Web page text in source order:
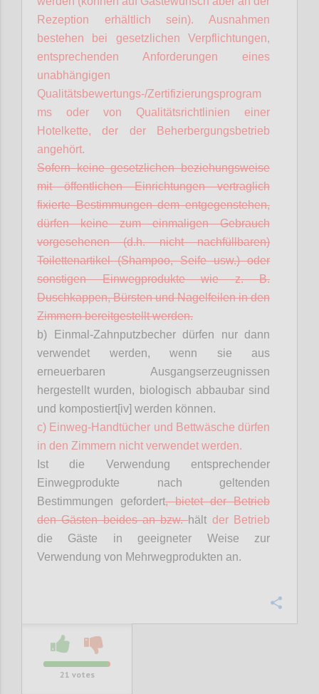
Rezeption erhältlich sein). Ausnahmen
bestehen bei gesetzlichen Verpflichtungen,
entsprechenden Anforderungen eines
unabhängigen
Qualitätsbewertungs-/Zertifizierungsprogram
ms oder von Qualitätsrichtlinien einer
Hotelkette, der der Beherbergungsbetrieb
angehört.
Sofern keine gesetzlichen beziehungsweise
mit öffentlichen Einrichtungen vertraglich
fixierte Bestimmungen dem entgegenstehen,
dürfen keine zum einmaligen Gebrauch
vorgesehenen (d.h. nicht nachfüllbaren)
Toilettenartikel (Shampoo, Seife usw.) oder
sonstigen Einwegprodukte wie z. B.
Duschkappen, Bürsten und Nagelfeilen in den
Zimmern bereitgestellt werden.
b) Einmal-Zahnputzbecher dürfen nur dann
verwendet werden, wenn sie aus
erneuerbaren Ausgangserzeugnissen
hergestellt wurden, biologisch abbaubar sind
und kompostiert[iv] werden können.
c) Einweg-Handtücher und Bettwäsche dürfen
in den Zimmern nicht verwendet werden.
Ist die Verwendung entsprechender
Einwegprodukte nach geltenden
Bestimmungen gefordert, bietet der Betrieb
den Gästen beides an bzw.hält der Betrieb
die Gäste in geeigneter Weise zur
Verwendung von Mehrwegprodukten an.
21 votes